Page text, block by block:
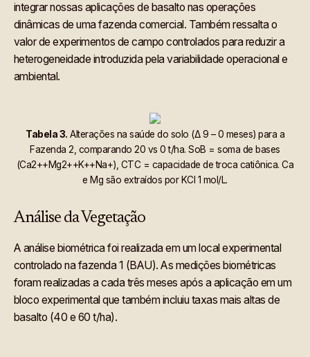
integrar nossas aplicações de basalto nas operações
dinâmicas de uma fazenda comercial. Também ressalta o
valor de experimentos de campo controlados para reduzir a
heterogeneidade introduzida pela variabilidade operacional e
ambiental.
Tabela 3. Alterações na saúde do solo (Δ 9 – 0 meses) para a
Fazenda 2, comparando 20 vs 0 t/ha. SoB = soma de bases
(Ca2++Mg2++K++Na+), CTC = capacidade de troca catiônica. Ca
e Mg são extraídos por KCl 1 mol/L.
Análise da Vegetação
A análise biométrica foi realizada em um local experimental
controlado na fazenda 1 (BAU). As medições biométricas
foram realizadas a cada três meses após a aplicação em um
bloco experimental que também incluiu taxas mais altas de
basalto (40 e 60 t/ha).